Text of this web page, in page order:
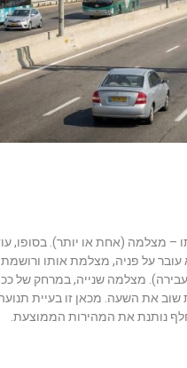
– מצלמה (אחת או יותר). בסופו,
על פניה, מצלמת אותו
מצלמה שנייה, במרחק של
את השעה. מכאן זו בעיית
נותנת את המהירות הממוצעת.